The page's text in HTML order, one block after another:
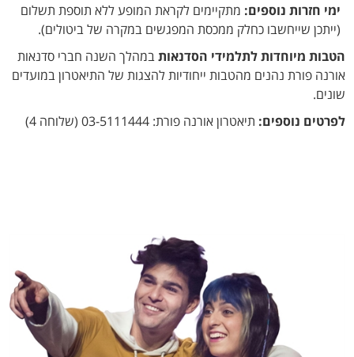
ימי חזרות נוספים:מתקיימים לקראת המופע ללא תוספת תשלום
(ייתכן שייחשבו כחלק ממכסת המפגשים במקרה של ביטולים).
הטבות מיוחדות לתלמידי הסדנאותבמהלך השנה חברי סדנאות
אורנה פורת נהנים מהטבות ייחודיות להצגות של התיאטרון במועדים
שונים.
לפרטים נוספים:תיאטרון אורנה פורת: 03-5111444 (שלוחה 4)